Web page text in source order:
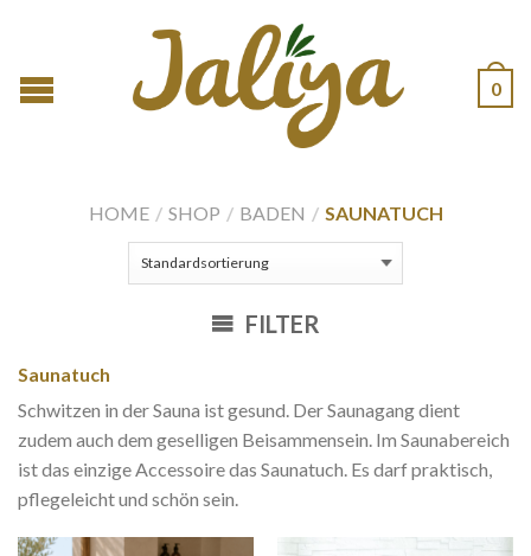
0
HOME / SHOP / BADEN / SAUNATUCH
FILTER
Saunatuch
Schwitzen in der Sauna ist gesund. Der Saunagang dient
zudem auch dem geselligen Beisammensein. Im Saunabereich
ist das einzige Accessoire das Saunatuch. Es darf praktisch,
pflegeleicht und schön sein.